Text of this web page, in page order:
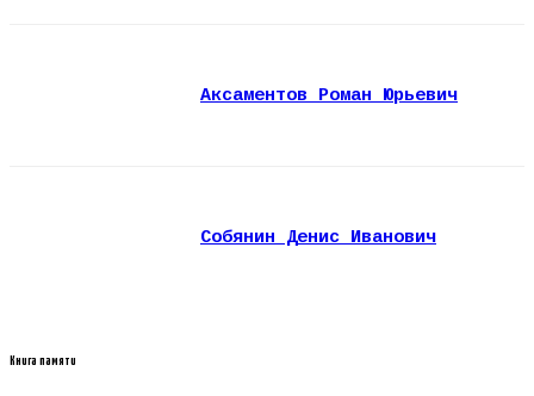
Аксаментов Роман Юрьевич
Собянин Денис Иванович
Книга памяти